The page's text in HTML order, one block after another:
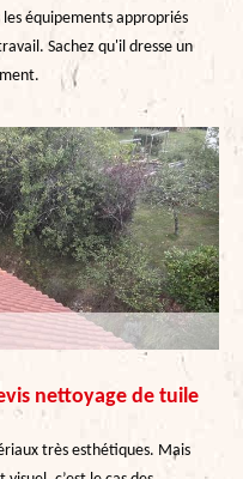
équipements appropriés
Sachez qu'il dresse un
nettoyage de tuile
très esthétiques. Mais